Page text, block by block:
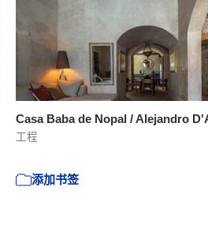
Casa Baba de Nopal / Alejandro
工程
添加书签